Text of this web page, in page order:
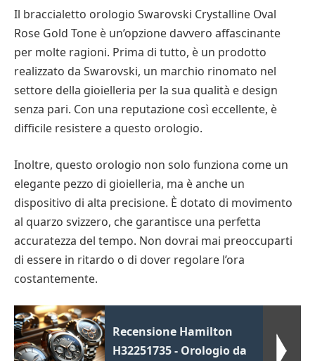
Il braccialetto orologio Swarovski Crystalline Oval
Rose Gold Tone è un’opzione davvero affascinante
per molte ragioni. Prima di tutto, è un prodotto
realizzato da Swarovski, un marchio rinomato nel
settore della gioielleria per la sua qualità e design
senza pari. Con una reputazione così eccellente, è
difficile resistere a questo orologio.
Inoltre, questo orologio non solo funziona come un
elegante pezzo di gioielleria, ma è anche un
dispositivo di alta precisione. È dotato di movimento
al quarzo svizzero, che garantisce una perfetta
accuratezza del tempo. Non dovrai mai preoccuparti
di essere in ritardo o di dover regolare l’ora
costantemente.
Recensione Hamilton
H32251735 - Orologio da